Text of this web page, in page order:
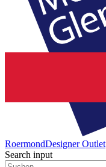
RoermondDesigner Outlet
Search input